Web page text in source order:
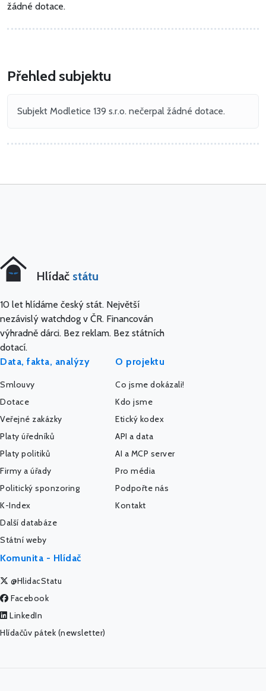
žádné dotace.
Přehled subjektu
Subjekt Modletice 139 s.r.o. nečerpal žádné dotace.
Hlídač státu
10 let hlídáme český stát. Největší
nezávislý watchdog v ČR. Financován
výhradně dárci. Bez reklam. Bez státních
dotací.
Data, fakta, analýzy
Smlouvy
Dotace
Veřejné zakázky
Platy úředníků
Platy politiků
Firmy a úřady
Politický sponzoring
K-Index
Další databáze
Státní weby
O projektu
Co jsme dokázali!
Kdo jsme
Etický kodex
API a data
AI a MCP server
Pro média
Podpořte nás
Kontakt
Komunita - Hlídač
@HlidacStatu
Facebook
LinkedIn
Hlídačův pátek (newsletter)